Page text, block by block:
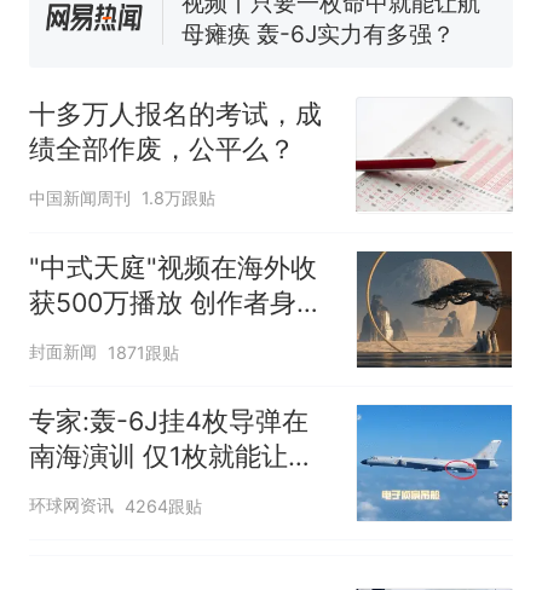
电力部门回应
试前13名均遭淘汰？教育局：
已叫停招聘，成立调查组全面
核查
热
十多万人报名的考试，成绩
全部作废，公平么？
十多万人报名的考试，成
绩全部作废，公平么？
中国新闻周刊 1.8万跟贴
"中式天庭"视频在海外收
获500万播放 创作者身份
披露
封面新闻 1871跟贴
专家:轰-6J挂4枚导弹在
南海演训 仅1枚就能让航
母瘫痪
环球网资讯 4264跟贴